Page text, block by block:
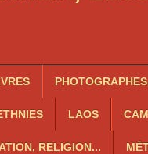
LAOS
RELIGION...